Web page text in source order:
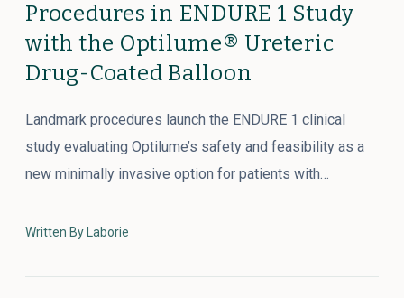
Procedures in ENDURE 1 Study
with the Optilume® Ureteric
Drug-Coated Balloon
Landmark procedures launch the ENDURE 1 clinical
study evaluating Optilume’s safety and feasibility as a
new minimally invasive option for patients with…
Written By Laborie